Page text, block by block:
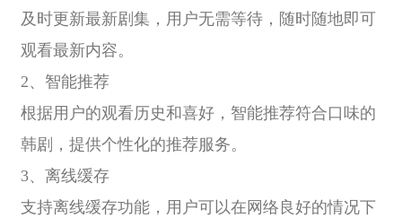
及时更新最新剧集，用户无需等待，随时随地即可
观看最新内容。
2、智能推荐
根据用户的观看历史和喜好，智能推荐符合口味的
韩剧，提供个性化的推荐服务。
3、离线缓存
支持离线缓存功能，用户可以在网络良好的情况下